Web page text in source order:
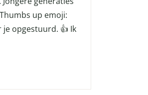
up emoji:
je opgestuurd. 👍 Ik